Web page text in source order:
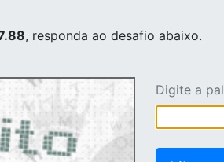
, responda ao desafio abaixo.
Digite a